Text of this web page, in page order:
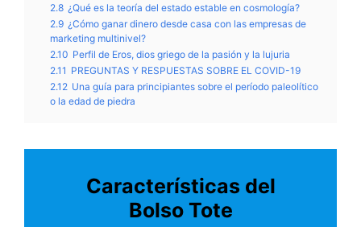
2.8 ¿Qué es la teoría del estado estable en cosmología?
2.9 ¿Cómo ganar dinero desde casa con las empresas de
marketing multinivel?
2.10 Perfil de Eros, dios griego de la pasión y la lujuria
2.11 PREGUNTAS Y RESPUESTAS SOBRE EL COVID-19
2.12 Una guía para principiantes sobre el período paleolítico
o la edad de piedra
Características del
Bolso Tote